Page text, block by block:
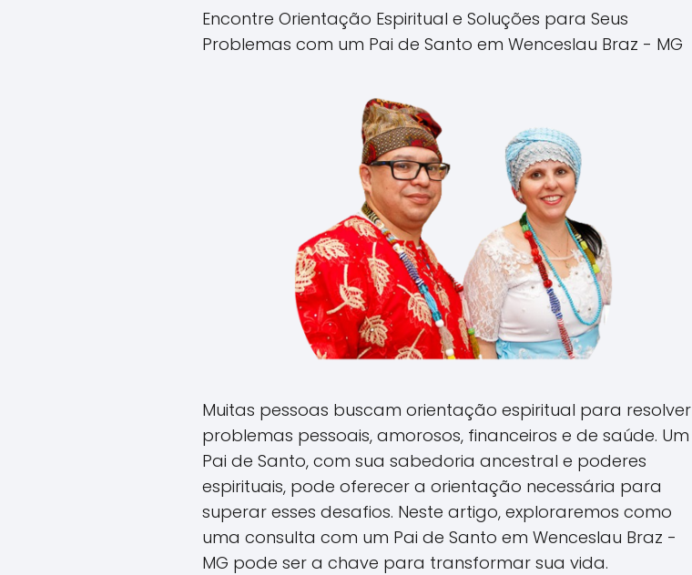
Encontre Orientação Espiritual e Soluções para Seus
Problemas com um Pai de Santo em Wenceslau Braz - MG
Muitas pessoas buscam orientação espiritual para resolver
problemas pessoais, amorosos, financeiros e de saúde. Um
Pai de Santo, com sua sabedoria ancestral e poderes
espirituais, pode oferecer a orientação necessária para
superar esses desafios. Neste artigo, exploraremos como
uma consulta com um Pai de Santo em Wenceslau Braz -
MG pode ser a chave para transformar sua vida.